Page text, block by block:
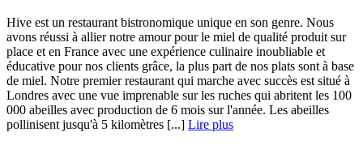
Hive est un restaurant bistronomique unique en son genre. Nous
avons réussi à allier notre amour pour le miel de qualité produit sur
place et en France avec une expérience culinaire inoubliable et
éducative pour nos clients grâce, la plus part de nos plats sont à base
de miel. Notre premier restaurant qui marche avec succès est situé à
Londres avec une vue imprenable sur les ruches qui abritent les 100
000 abeilles avec production de 6 mois sur l'année. Les abeilles
pollinisent jusqu'à 5 kilomètres [...] Lire plus